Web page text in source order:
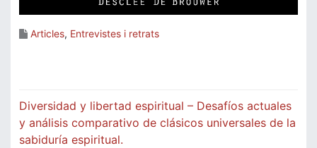
Articles, Entrevistes i retrats
Navegació
d'entrades
Diversidad y libertad espiritual – Desafíos actuales
y análisis comparativo de clásicos universales de la
sabiduría espiritual.